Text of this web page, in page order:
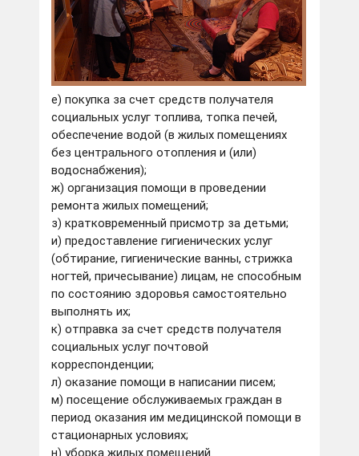
е) покупка за счет средств получателя
социальных услуг топлива, топка печей,
обеспечение водой (в жилых помещениях
без центрального отопления и (или)
водоснабжения);
ж) организация помощи в проведении
ремонта жилых помещений;
з) кратковременный присмотр за детьми;
и) предоставление гигиенических услуг
(обтирание, гигиенические ванны, стрижка
ногтей, причесывание) лицам, не способным
по состоянию здоровья самостоятельно
выполнять их;
к) отправка за счет средств получателя
социальных услуг почтовой
корреспонденции;
л) оказание помощи в написании писем;
м) посещение обслуживаемых граждан в
период оказания им медицинской помощи в
стационарных условиях;
н) уборка жилых помещений.